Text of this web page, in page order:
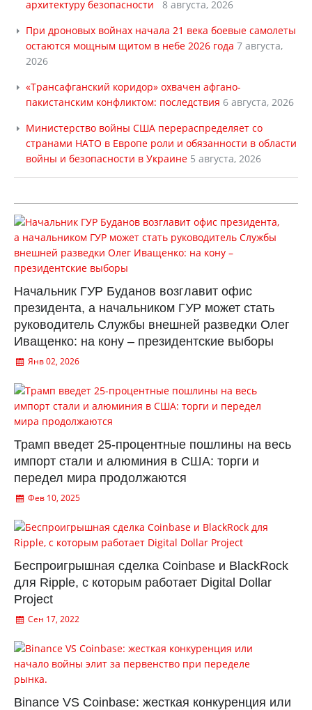
архитектуру безопасности
8 августа, 2026
При дроновых войнах начала 21 века боевые самолеты
остаются мощным щитом в небе 2026 года 7 августа,
2026
«Трансафганский коридор» охвачен афгано-
пакистанским конфликтом: последствия 6 августа, 2026
Министерство войны США перераспределяет со
странами НАТО в Европе роли и обязанности в области
войны и безопасности в Украине 5 августа, 2026
Начальник ГУР Буданов возглавит офис
президента, а начальником ГУР может стать
руководитель Службы внешней разведки Олег
Иващенко: на кону – президентские выборы
Янв 02, 2026
Трамп введет 25-процентные пошлины на весь
импорт стали и алюминия в США: торги и
передел мира продолжаются
Фев 10, 2025
Беспроигрышная сделка Coinbase и BlackRock
для Ripple, с которым работает Digital Dollar
Project
Сен 17, 2022
Binance VS Coinbase: жесткая конкуренция или